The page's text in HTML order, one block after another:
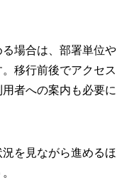
場合は、部署単位や
移行前後でアクセス
者への案内も必要に
を見ながら進めるほ